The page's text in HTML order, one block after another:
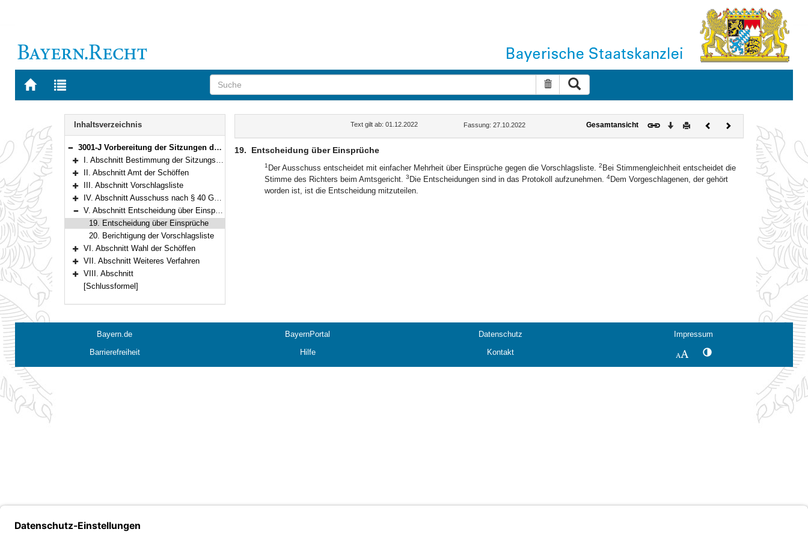
Zur
BAYERN.RECHT
Zur
letzten
Suche zurücksetzen
Navigation
Inhaltsverzeichnis
Bereich reduzieren
3001-J Vorbereitung der Sitzungen der Schöffengerichte und Strafkammern (Schöffenbekanntmachung) Gemeinsame Bekanntmachung der Bayerischen Staatsministerien der Justiz und des Innern, für Sport und Integration vom 27. Oktober 2022, Az. E8 - 3221 E - II - 14870/2021 und B2 - 0143 - 2 (BayMBl. Nr. 672)
Bereich erweitern
I. Abschnitt Bestimmung der Sitzungstage
Bereich erweitern
II. Abschnitt Amt der Schöffen
Bereich erweitern
III. Abschnitt Vorschlagsliste
Bereich erweitern
IV. Abschnitt Ausschuss nach § 40 GVG (Wahlausschuss)
Bereich reduzieren
V. Abschnitt Entscheidung über Einsprüche; Berichtigung der Vorschlagsliste
19. Entscheidung über Einsprüche
20. Berichtigung der Vorschlagsliste
Bereich erweitern
VI. Abschnitt Wahl der Schöffen
Bereich erweitern
VII. Abschnitt Weiteres Verfahren
Bereich erweitern
VIII. Abschnitt
[Schlussformel]
Text gilt ab: 01.12.2022 Fassung: 27.10.2022 Gesamtansicht Download
DruckenVorherigesNächstes
Dokument
19. Entscheidung über Einsprüche
1 Der Ausschuss entscheidet mit einfacher Mehrheit über Einsprüche gegen die Vorschlagsliste. 2 Bei Stimmengleichheit entscheidet die
Stimme des Richters beim Amtsgericht. 3 Die Entscheidungen sind in das Protokoll aufzunehmen. 4Dem Vorgeschlagenen, der gehört
worden ist, ist die Entscheidung mitzuteilen.
Bayern.de BayernPortal Datenschutz
Impressum
Barrierefreiheit
Hilfe Kontakt SchriftgrößeKontrastwechsel